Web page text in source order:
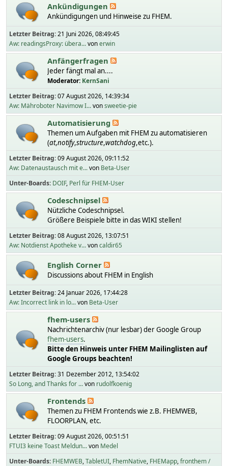
Ankündigungen
Ankündigungen und Hinweise zu FHEM.
Letzter Beitrag:21 Juni 2026, 08:49:45
Aw: readingsProxy: übera...vonerwin
Anfängerfragen
Jeder fängt mal an....
Moderator: KernSani
Letzter Beitrag:07 August 2026, 14:39:34
Aw: Mähroboter Navimow I...vonsweetie-pie
Automatisierung
Themen um Aufgaben mit FHEM zu automatisieren
(at,notify,structure,watchdog,etc.).
Letzter Beitrag:09 August 2026, 09:11:52
Aw: Datenaustausch mit e...von Beta-User
Unter-Boards DOIF Perl für FHEM-User
Codeschnipsel
Nützliche Codeschnipsel.
Größere Beispiele bitte in das WIKI stellen!
Letzter Beitrag:08 August 2026, 13:07:51
Aw: Notdienst Apotheke v...voncaldir65
English Corner
Discussions about FHEM in English
Letzter Beitrag:24 Januar 2026, 17:44:28
Aw: Incorrect link in lo...von Beta-User
fhem-users
Nachrichtenarchiv (nur lesbar) der Google Group
fhem-users.
Bitte den Hinweis unter FHEM Mailinglisten auf
Google Groups beachten!
Letzter Beitrag:31 Dezember 2012, 13:54:02
So Long, and Thanks for ...von rudolfkoenig
Frontends
Themen zu FHEM Frontends wie z.B. FHEMWEB,
FLOORPLAN, etc.
Letzter Beitrag:09 August 2026, 00:51:51
FTUI3 keine Toast Meldun...von Medel
Unter-Boards FHEMWEB TabletUI FhemNative FHEMapp fronthem /